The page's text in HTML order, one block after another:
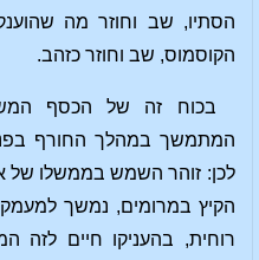
הסתיו, שב וחוזר מה
הקוסמוס, שב וחוזר כזהב.
בכוח זה של הכסף
המתמשך במהלך החורף
לכן: זוהר השמש בממשלו של
הקיץ במרומים, נמשך
רוחית, בהעניקו חיים